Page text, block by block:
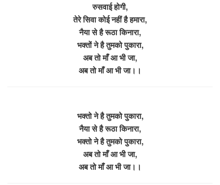
रुसवाई होगी,
तेरे सिवा कोई नहीं है हमारा,
नैया से है रूठा किनारा,
भक्तों ने है तुमको पुकारा,
अब तो माँ आ भी जा,
अब तो माँ आ भी जा।।
भक्तो ने है तुमको पुकारा,
नैया से है रूठा किनारा,
भक्तो ने है तुमको पुकारा,
अब तो माँ आ भी जा,
अब तो माँ आ भी जा।।